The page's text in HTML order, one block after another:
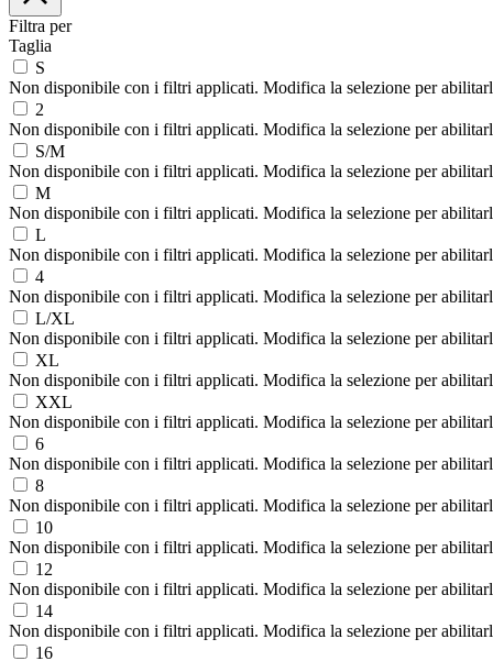
Filtra per
Taglia
S
Non disponibile con i filtri applicati. Modifica la selezione per
2
Non disponibile con i filtri applicati. Modifica la selezione per
S/M
Non disponibile con i filtri applicati. Modifica la selezione per
M
Non disponibile con i filtri applicati. Modifica la selezione per
L
Non disponibile con i filtri applicati. Modifica la selezione per
4
Non disponibile con i filtri applicati. Modifica la selezione per
L/XL
Non disponibile con i filtri applicati. Modifica la selezione per
XL
Non disponibile con i filtri applicati. Modifica la selezione per
XXL
Non disponibile con i filtri applicati. Modifica la selezione per
6
Non disponibile con i filtri applicati. Modifica la selezione per
8
Non disponibile con i filtri applicati. Modifica la selezione per
10
Non disponibile con i filtri applicati. Modifica la selezione per
12
Non disponibile con i filtri applicati. Modifica la selezione per
14
Non disponibile con i filtri applicati. Modifica la selezione per
16